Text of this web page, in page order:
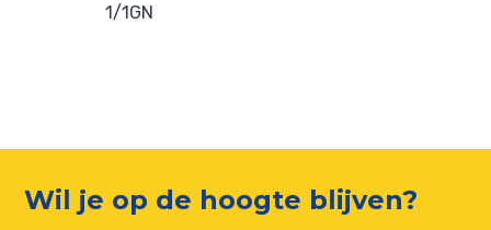
1/1GN
Wil je op de hoogte blijven?